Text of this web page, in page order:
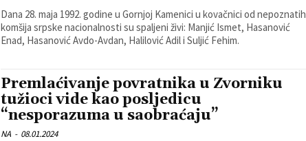
Dana 28. maja 1992. godine u Gornjoj Kamenici u kovačnici od nepoznatih
komšija srpske nacionalnosti su spaljeni živi: Manjić Ismet, Hasanović
Enad, Hasanović Avdo-Avdan, Halilović Adil i Suljić Fehim.
Premlaćivanje povratnika u Zvorniku
tužioci vide kao posljedicu
“nesporazuma u saobraćaju”
NA - 08.01.2024